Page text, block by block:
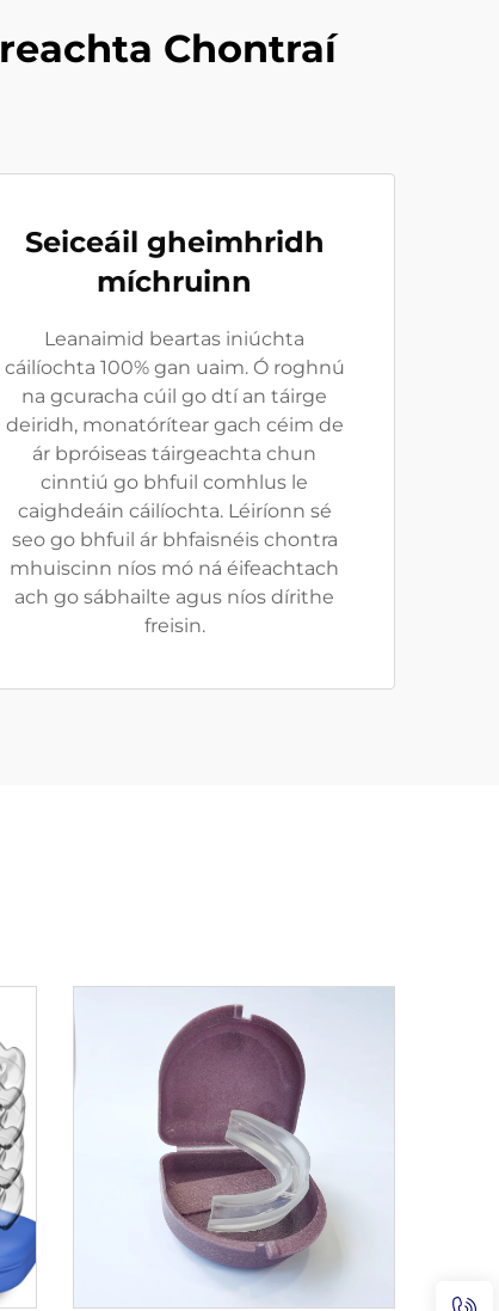
Chontraí
Seiceáil gheimhridh
míchruinn
Leanaimid beartas iniúchta
cáilíochta 100% gan uaim. Ó roghnú
na gcuracha cúil go dtí an táirge
deiridh, monatórítear gach céim de
ár bpróiseas táirgeachta chun
cinntiú go bhfuil comhlus le
caighdeáin cáilíochta. Léiríonn sé
seo go bhfuil ár bhfaisnéis chontra
mhuiscinn níos mó ná éifeachtach
ach go sábhailte agus níos dírithe
freisin.